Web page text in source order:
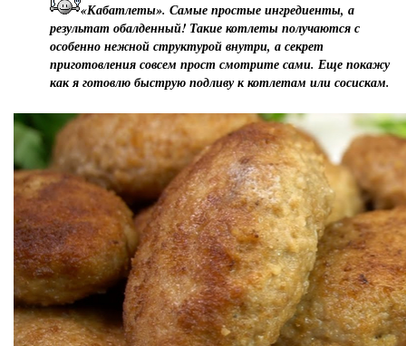
«Кабатлеты». Самые простые ингредиенты, а
результат обалденный! Такие котлеты получаются с
особенно нежной структурой внутри, а секрет
приготовления совсем прост смотрите сами. Еще покажу
как я готовлю быструю подливу к котлетам или сосискам.